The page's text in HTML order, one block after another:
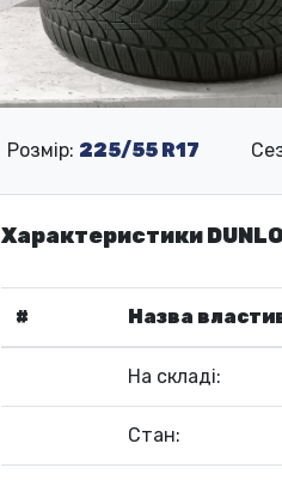
Розмір: 225/55 R17
Характеристики
# Назва
На складі:
Стан: